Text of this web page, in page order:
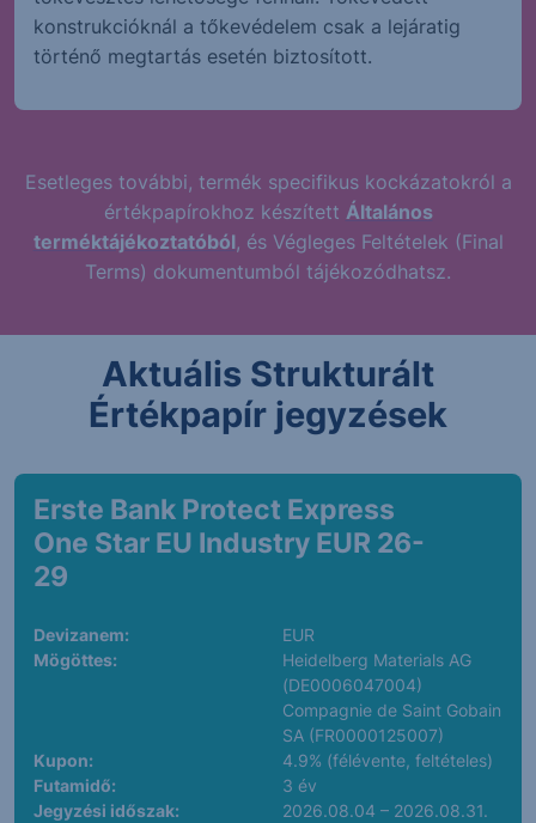
konstrukcióknál a tőkevédelem csak a lejáratig
történő megtartás esetén biztosított.
Esetleges további, termék specifikus kockázatokról a
értékpapírokhoz készített Általános
terméktájékoztatóból, és Végleges Feltételek (Final
Terms) dokumentumból tájékozódhatsz.
Aktuális Strukturált
Értékpapír jegyzések
Erste Bank Protect Express
One Star EU Industry EUR 26-
29
Devizanem:
EUR
Mögöttes:
Heidelberg Materials AG
(DE0006047004)
Compagnie de Saint Gobain
SA (FR0000125007)
Kupon:
4.9% (félévente, feltételes)
Futamidő:
3 év
Jegyzési időszak:
2026.08.04 – 2026.08.31.